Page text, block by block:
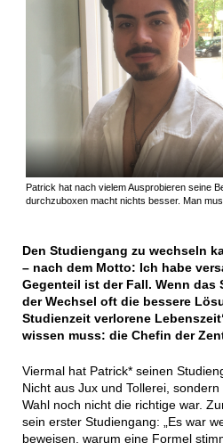
Patrick hat nach vielem Ausprobieren seine
durchzuboxen macht nichts besser. Man
Den Studiengang zu wechseln
– nach dem Motto: Ich habe
Gegenteil ist der Fall. Wenn das
der Wechsel oft die bessere
Studienzeit verlorene
wissen muss: die Chefin der
Viermal hat Patrick* seinen
Nicht aus Jux und Tollerei,
Wahl noch nicht die richtige war.
sein erster Studiengang: „Es war
beweisen, warum eine Formel